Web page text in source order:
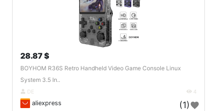
28.87 $
BOYHOM R36S Retro Handheld Video Game Console Linux
System 3.5 In..
DE 4
aliexpress (1)